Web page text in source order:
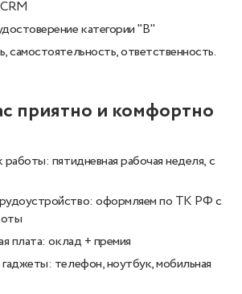
категории "В"
самостоятельность, ответственность.
приятно и комфортно
пятидневная рабочая неделя, с
оформляем по ТК РФ с
плата: оклад + премия
телефон, ноутбук, мобильная